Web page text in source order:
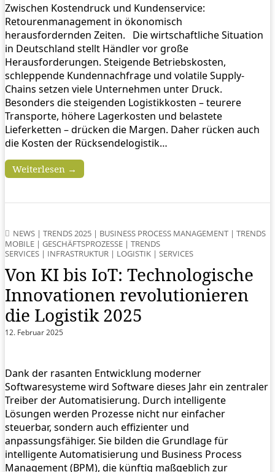
Zwischen Kostendruck und Kundenservice:
Retourenmanagement in ökonomisch
herausfordernden Zeiten. Die wirtschaftliche Situation
in Deutschland stellt Händler vor große
Herausforderungen. Steigende Betriebskosten,
schleppende Kundennachfrage und volatile Supply-
Chains setzen viele Unternehmen unter Druck.
Besonders die steigenden Logistikkosten – teurere
Transporte, höhere Lagerkosten und belastete
Lieferketten – drücken die Margen. Daher rücken auch
die Kosten der Rücksendelogistik…
Weiterlesen →
NEWS | TRENDS 2025 | BUSINESS PROCESS MANAGEMENT | TRENDS
MOBILE | GESCHÄFTSPROZESSE | TRENDS
SERVICES | INFRASTRUKTUR | LOGISTIK | SERVICES
Von KI bis IoT: Technologische
Innovationen revolutionieren
die Logistik 2025
12. Februar 2025
Dank der rasanten Entwicklung moderner
Softwaresysteme wird Software dieses Jahr ein zentraler
Treiber der Automatisierung. Durch intelligente
Lösungen werden Prozesse nicht nur einfacher
steuerbar, sondern auch effizienter und
anpassungsfähiger. Sie bilden die Grundlage für
intelligente Automatisierung und Business Process
Management (BPM), die künftig maßgeblich zur